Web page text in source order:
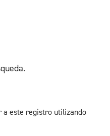
a este registro utilizando